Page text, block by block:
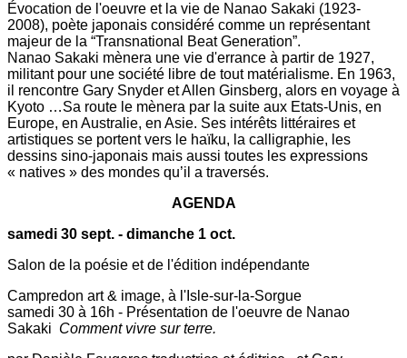
Évocation de l'oeuvre et la vie de Nanao Sakaki (1923-
2008), poète japonais considéré comme un représentant
majeur de la “Transnational Beat Generation”.
Nanao Sakaki mènera une vie d'errance à partir de 1927,
militant pour une société libre de tout matérialisme. En 1963,
il rencontre Gary Snyder et Allen Ginsberg, alors en voyage à
Kyoto …Sa route le mènera par la suite aux Etats-Unis, en
Europe, en Australie, en Asie. Ses intérêts littéraires et
artistiques se portent vers le haïku, la calligraphie, les
dessins sino-japonais mais aussi toutes les expressions
« natives » des mondes qu’il a traversés.
AGENDA
samedi 30 sept. - dimanche 1 oct.
Salon de la poésie et de l'édition indépendante
Campredon art & image, à l'Isle-sur-la-Sorgue
samedi 30 à 16h - Présentation de l'oeuvre de Nanao
Sakaki Comment vivre sur terre.